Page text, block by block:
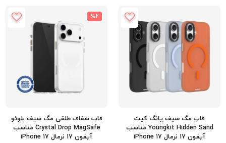
قاب مگ سیف یانگ کیت
Youngkit Hidden Sand مناسب
آیفون 17 نرمال iPhone 17
%2
قاب شفاف طلقی مگ سیف بلوئو
Crystal Drop MagSafe مناسب
آیفون 17 نرمال iPhone 17